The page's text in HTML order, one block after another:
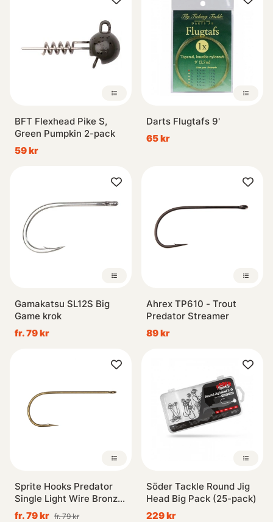
BFT Flexhead Pike S,
Green Pumpkin 2-pack
59 kr
Darts Flugtafs 9'
65 kr
Gamakatsu SL12S Big
Game krok
fr. 79 kr
Ahrex TP610 - Trout
Predator Streamer
89 kr
Sprite Hooks Predator
Single Light Wire Bronze
S1086 15-pack
fr. 79 kr fr. 79 kr
Söder Tackle Round Jig
Head Big Pack (25-pack)
229 kr